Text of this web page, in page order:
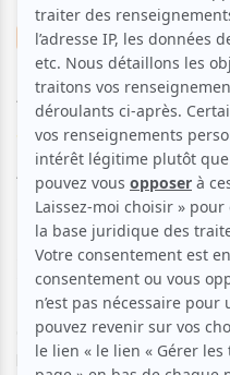
Cinéma Comédie dramatique
Another Year
Voir les avis -->
Aucune offre
disponible
Soyez les premiers avisés
pour Another Year:
Gerri et Tom, un couple
bonheur, reçoivent la